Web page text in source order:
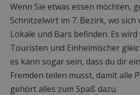
Wenn Sie etwas essen möchten,
Schnitzelwirt im 7. Bezirk, wo sich
Lokale und Bars befinden. Es
Touristen und Einheimischer
es kann sogar sein, dass du dir
Fremden teilen musst, damit alle
gehört alles zum Spaß dazu.